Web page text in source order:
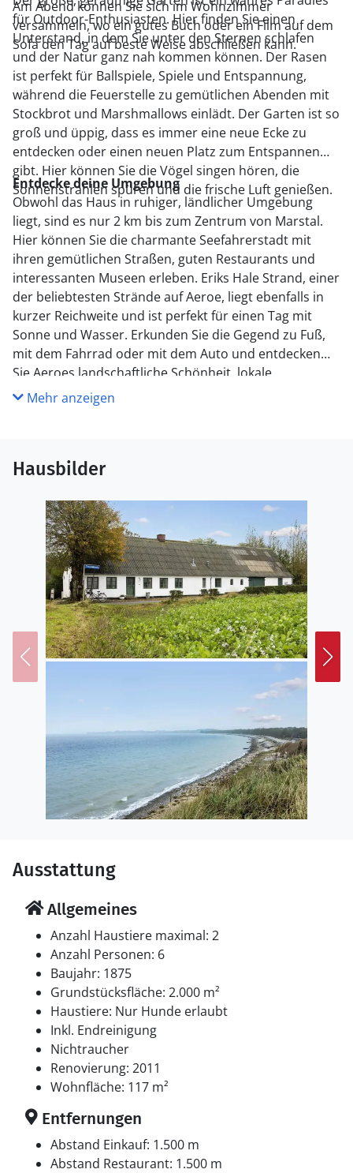
Am Abend können Sie sich im Wohnzimmer
versammeln, wo ein gutes Buch oder ein Film auf dem
Sofa den Tag auf beste Weise abschließen kann.
für Outdoor-Enthusiasten. Hier finden Sie einen
Unterstand, in dem Sie unter den Sternen schlafen
und der Natur ganz nah kommen können. Der Rasen
ist perfekt für Ballspiele, Spiele und Entspannung,
während die Feuerstelle zu gemütlichen Abenden mit
Stockbrot und Marshmallows einlädt. Der Garten ist so
groß und üppig, dass es immer eine neue Ecke zu
entdecken oder einen neuen Platz zum Entspannen
gibt. Hier können Sie die Vögel singen hören, die
Sonnenstrahlen spüren und die frische Luft genießen.
Entdecke deine Umgebung
Obwohl das Haus in ruhiger, ländlicher Umgebung
liegt, sind es nur 2 km bis zum Zentrum von Marstal.
Hier können Sie die charmante Seefahrerstadt mit
ihren gemütlichen Straßen, guten Restaurants und
interessanten Museen erleben. Eriks Hale Strand, einer
der beliebtesten Strände auf Aeroe, liegt ebenfalls in
kurzer Reichweite und ist perfekt für einen Tag mit
Sonne und Wasser. Erkunden Sie die Gegend zu Fuß,
mit dem Fahrrad oder mit dem Auto und entdecken
Sie Aeroes landschaftliche Schönheit, lokale
Spezialitäten und historische Sehenswürdigkeiten. Es
gibt für jeden Geschmack etwas, ob Sie Entspannung
Mehr anzeigen
Hausbilder
Ausstattung
Allgemeines
Anzahl Haustiere maximal: 2
Anzahl Personen: 6
Baujahr: 1875
Grundstücksfläche: 2.000 m²
Haustiere: Nur Hunde erlaubt
Inkl. Endreinigung
Nichtraucher
Renovierung: 2011
Wohnfläche: 117 m²
Entfernungen
Abstand Einkauf: 1.500 m
Abstand Restaurant: 1.500 m